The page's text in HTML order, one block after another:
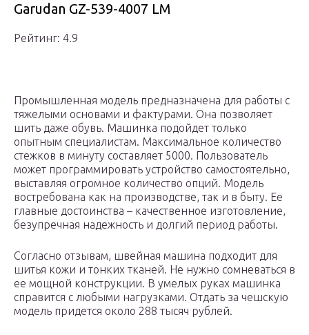
Garudan GZ-539-4007 LM
Рейтинг: 4.9
Промышленная модель предназначена для работы с
тяжелыми основами и фактурами. Она позволяет
шить даже обувь. Машинка подойдет только
опытным специалистам. Максимальное количество
стежков в минуту составляет 5000. Пользователь
может программировать устройство самостоятельно,
выставляя огромное количество опций. Модель
востребована как на производстве, так и в быту. Ее
главные достоинства – качественное изготовление,
безупречная надежность и долгий период работы.
Согласно отзывам, швейная машина подходит для
шитья кожи и тонких тканей. Не нужно сомневаться в
ее мощной конструкции. В умелых руках машинка
справится с любыми нагрузками. Отдать за чешскую
модель придется около 288 тысяч рублей.